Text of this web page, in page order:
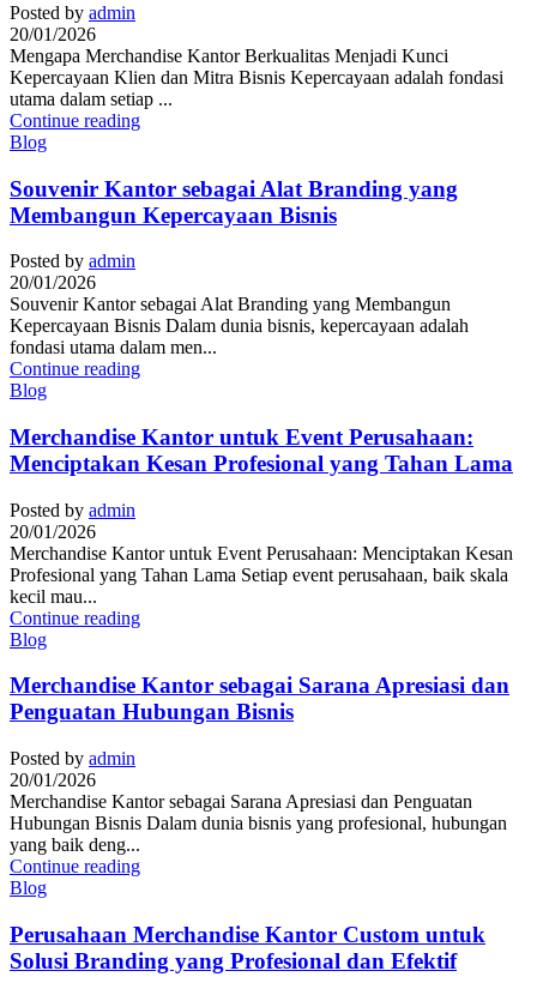
Posted by admin
20/01/2026
Mengapa Merchandise Kantor Berkualitas Menjadi Kunci
Kepercayaan Klien dan Mitra Bisnis Kepercayaan adalah fondasi
utama dalam setiap ...
Continue reading
Blog
Souvenir Kantor sebagai Alat Branding yang
Membangun Kepercayaan Bisnis
Posted by admin
20/01/2026
Souvenir Kantor sebagai Alat Branding yang Membangun
Kepercayaan Bisnis Dalam dunia bisnis, kepercayaan adalah
fondasi utama dalam men...
Continue reading
Blog
Merchandise Kantor untuk Event Perusahaan:
Menciptakan Kesan Profesional yang Tahan Lama
Posted by admin
20/01/2026
Merchandise Kantor untuk Event Perusahaan: Menciptakan Kesan
Profesional yang Tahan Lama Setiap event perusahaan, baik skala
kecil mau...
Continue reading
Blog
Merchandise Kantor sebagai Sarana Apresiasi dan
Penguatan Hubungan Bisnis
Posted by admin
20/01/2026
Merchandise Kantor sebagai Sarana Apresiasi dan Penguatan
Hubungan Bisnis Dalam dunia bisnis yang profesional, hubungan
yang baik deng...
Continue reading
Blog
Perusahaan Merchandise Kantor Custom untuk
Solusi Branding yang Profesional dan Efektif